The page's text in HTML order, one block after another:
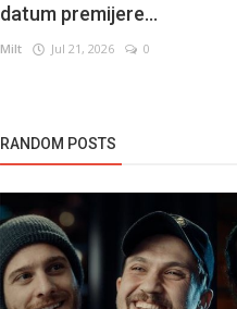
datum premijere...
Milt Jul 21, 2026 0
RANDOM POSTS